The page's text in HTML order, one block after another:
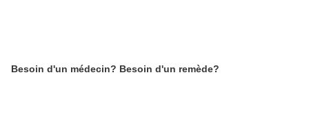
Besoin d'un médecin? Besoin d'un remède?